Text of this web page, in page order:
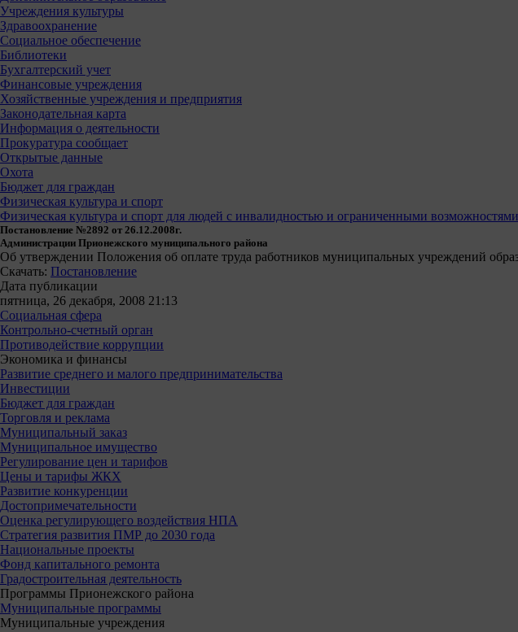
Учреждения культуры
Здравоохранение
Социальное обеспечение
Библиотеки
Бухгалтерский учет
Финансовые учреждения
Хозяйственные учреждения и предприятия
Законодательная карта
Информация о деятельности
Прокуратура сообщает
Открытые данные
Охота
Бюджет для граждан
Физическая культура и спорт
Физическая культура и спорт для людей с инвалидностью и ограниченными
Постановление №2892 от 26.12.2008г.
Администрации Прионежского муниципального района
Об утверждении Положения об оплате труда работников муниципальных учреждений
Скачать: Постановление
Дата публикации
пятница, 26 декабря, 2008 21:13
Социальная сфера
Контрольно-счетный орган
Противодействие коррупции
Экономика и финансы
Развитие среднего и малого предпринимательства
Инвестиции
Бюджет для граждан
Торговля и реклама
Муниципальный заказ
Муниципальное имущество
Регулирование цен и тарифов
Цены и тарифы ЖКХ
Развитие конкуренции
Достопримечательности
Оценка регулирующего воздействия НПА
Стратегия развития ПМР до 2030 года
Национальные проекты
Фонд капитального ремонта
Градостроительная деятельность
Программы Прионежского района
Муниципальные программы
Муниципальные учреждения